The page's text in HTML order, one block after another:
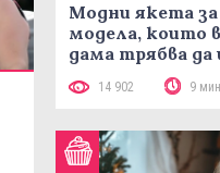
Модни якета за
модела, които
дама трябва да
14 902 9 мин